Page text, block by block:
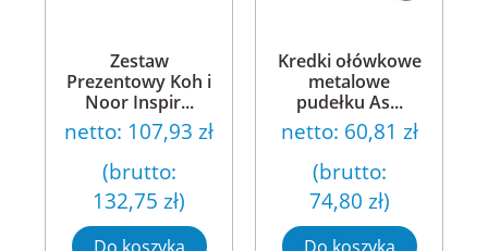
Zestaw
Prezentowy Koh i
Noor Inspir...
netto: 107,93 zł
(brutto:
132,75 zł)
Kredki ołówkowe
metalowe
pudełku As...
netto: 60,81 zł
(brutto:
74,80 zł)